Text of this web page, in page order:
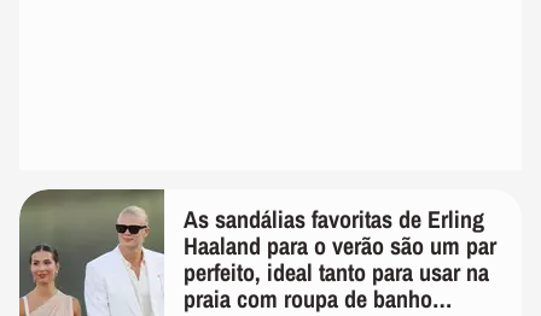
As sandálias favoritas de Erling
Haaland para o verão são um par
perfeito, ideal tanto para usar na
praia com roupa de banho